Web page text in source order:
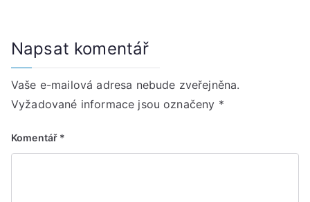
Napsat komentář
Vaše e-mailová adresa nebude zveřejněna.
Vyžadované informace jsou označeny *
Komentář *